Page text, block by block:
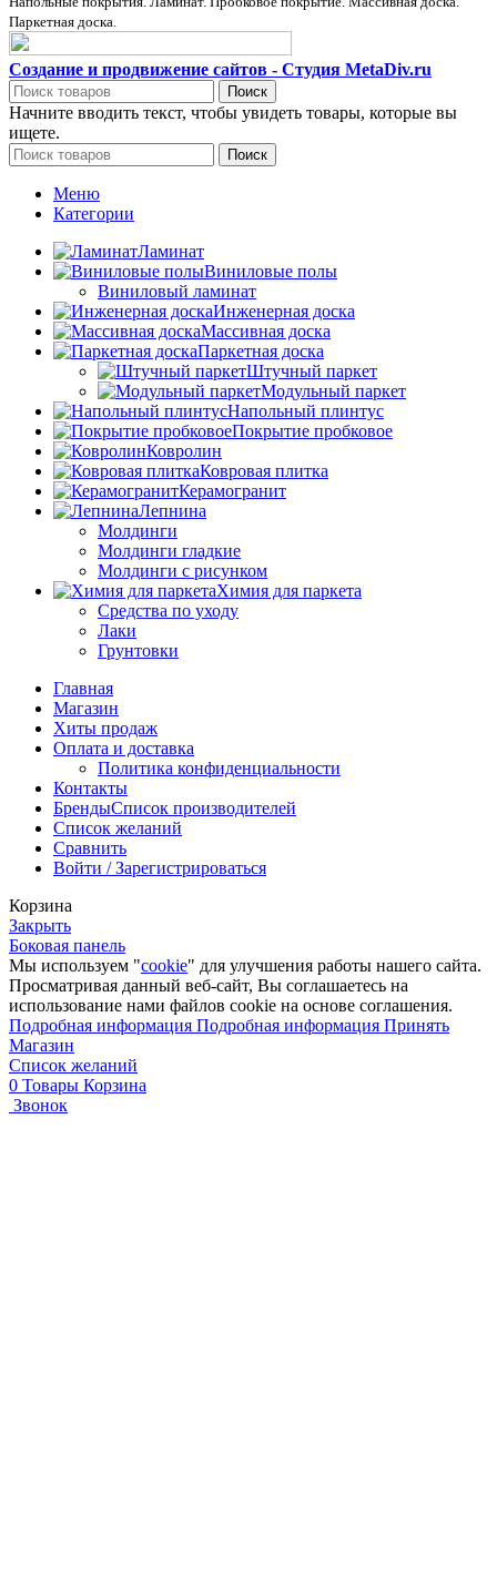
Паркетная доска.
Создание и продвижение сайтов - Студия MetaDiv.ru
Поиск
Начните вводить текст, чтобы увидеть товары, которые вы
ищете.
Поиск
Меню
Категории
Ламинат
Виниловые полы
Виниловый ламинат
Инженерная доска
Массивная доска
Паркетная доска
Штучный паркет
Модульный паркет
Напольный плинтус
Покрытие пробковое
Ковролин
Ковровая плитка
Керамогранит
Лепнина
Молдинги
Молдинги гладкие
Молдинги с рисунком
Химия для паркета
Средства по уходу
Лаки
Грунтовки
Главная
Магазин
Хиты продаж
Оплата и доставка
Политика конфиденциальности
Контакты
БрендыСписок производителей
Список желаний
Сравнить
Войти / Зарегистрироваться
Корзина
Закрыть
Боковая панель
Мы используем "cookie" для улучшения работы нашего сайта.
Просматривая данный веб-сайт, Вы соглашаетесь на
использование нами файлов cookie на основе соглашения.
Подробная информация Подробная информация Принять
Магазин
Список желаний
0 Товары Корзина
Звонок